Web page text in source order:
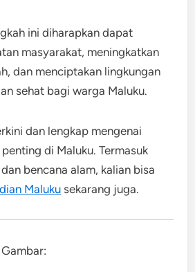
ini diharapkan dapat
masyarakat, meningkatkan
dan menciptakan lingkungan
sehat bagi warga Maluku.
dan lengkap mengenai
di Maluku. Termasuk
bencana alam, kalian bisa
Maluku sekarang juga.